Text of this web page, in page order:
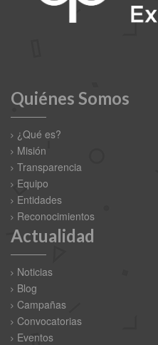
Quiénes Somos
¿Qué es?
Misión
Transparencia
Equipo
Entidades
Reconocimientos
Actualidad
Noticias
Blog
Campañas
Convocatorias
Eventos